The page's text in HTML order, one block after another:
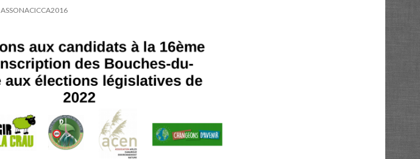
ASSONACICCA2016